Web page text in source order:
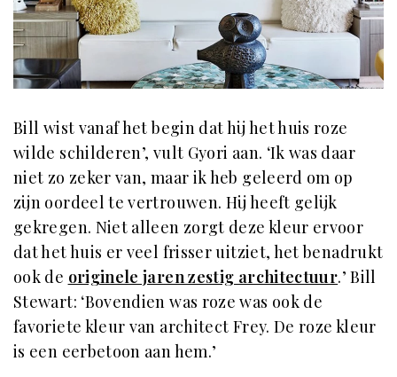
Bill wist vanaf het begin dat hij het huis roze
wilde schilderen’, vult Gyori aan. ‘Ik was daar
niet zo zeker van, maar ik heb geleerd om op
zijn oordeel te vertrouwen. Hij heeft gelijk
gekregen. Niet alleen zorgt deze kleur ervoor
dat het huis er veel frisser uitziet, het benadrukt
ook de originele jaren zestig architectuur.’ Bill
Stewart: ‘Bovendien was roze was ook de
favoriete kleur van architect Frey. De roze kleur
is een eerbetoon aan hem.’